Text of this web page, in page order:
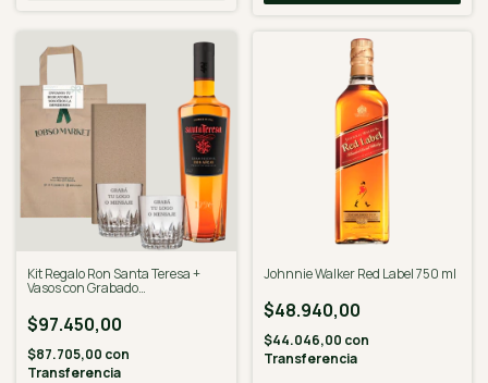
Kit Regalo Ron Santa Teresa +
Vasos con Grabado
$97.450,00
$87.705,00 con
Transferencia
Johnnie Walker Red Label 750 ml
$48.940,00
$44.046,00 con
Transferencia